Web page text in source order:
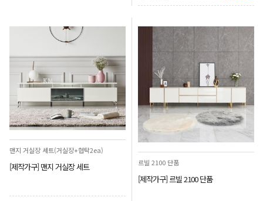
맨지 거실장 세트(거실장+협탁2ea)
[제작가구] 맨지 거실장 세트 르빌 2100 단품
[제작가구] 르빌 2100 단품